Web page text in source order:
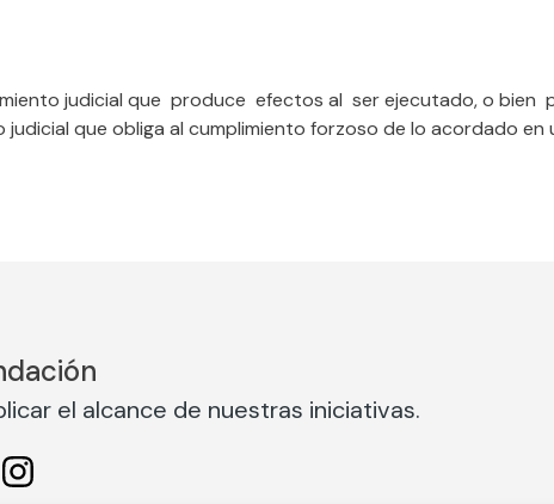
judicial que produce efectos al ser ejecutado, o bien
que obliga al cumplimiento forzoso de lo acordado
el alcance de nuestras iniciativas.